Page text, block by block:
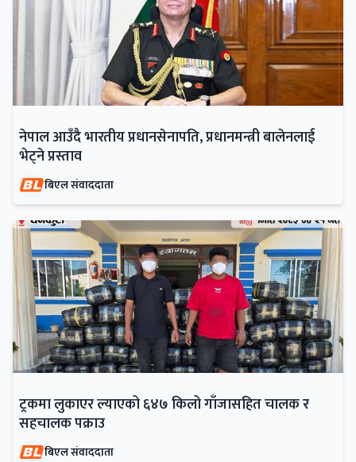
नेपाल आउँदै भारतीय प्रधानसेनापति, प्रधानमन्त्री बालेनलाई
भेट्ने प्रस्ताव
बिएल संवाददाता
ट्रकमा लुकाएर ल्याएको ६४७ किलो गाँजासहित चालक र
सहचालक पक्राउ
बिएल संवाददाता